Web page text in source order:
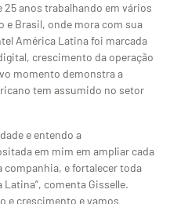
25 anos trabalhando em vários
e Brasil, onde mora com sua
América Latina foi marcada
crescimento da operação
momento demonstra a
tem assumido no setor
e entendo a
em mim em ampliar cada
companhia, e fortalecer toda
comenta Gisselle.
e crescimento e vamos